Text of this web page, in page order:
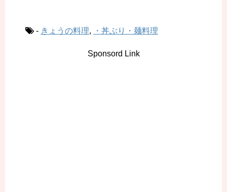
- きょうの料理, ・丼ぶり・麺料理
Sponsord Link